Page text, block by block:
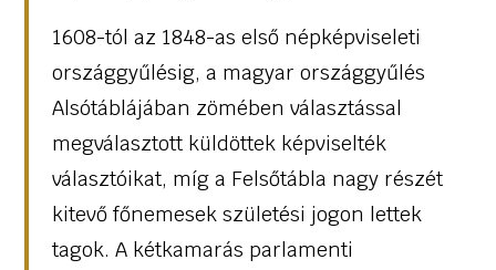
1608-tól az 1848-as első népképviseleti
országgyűlésig, a magyar országgyűlés
Alsótáblájában zömében választással
megválasztott küldöttek képviselték
választóikat, míg a Felsőtábla nagy részét
kitevő főnemesek születési jogon lettek
tagok. A kétkamarás parlamenti